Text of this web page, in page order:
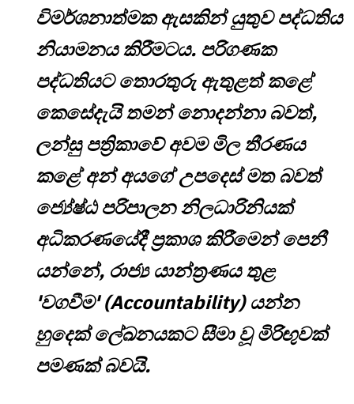
විමර්ශනාත්මක ඇසකින් යුතුව පද්ධතිය
නියාමනය කිරීමටය. පරිගණක
පද්ධතියට තොරතුරු ඇතුළත් කළේ
කෙසේදැයි තමන් නොදන්නා බවත්,
ලන්සු පත්‍රිකාවේ අවම මිල තීරණය
කළේ අන් අයගේ උපදෙස් මත බවත්
ජ්‍යේෂ්ඨ පරිපාලන නිලධාරිනියක්
අධිකරණයේදී ප්‍රකාශ කිරීමෙන් පෙනී
යන්නේ, රාජ්‍ය යාන්ත්‍රණය තුළ
'වගවීම' (Accountability) යන්න
හුදෙක් ලේඛනයකට සීමා වූ මිරිඟුවක්
පමණක් බවයි.